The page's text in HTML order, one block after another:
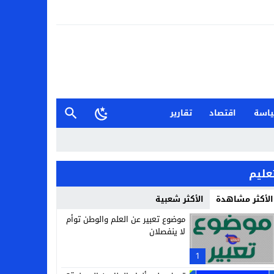
اقتصاد
تقارير
الأكثر مشاهدة الأكثر شعبية
1
موضوع تعبير عن العلم والوطن توأم
لا ينفصلان